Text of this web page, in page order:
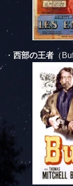
・ 西部の王者 （